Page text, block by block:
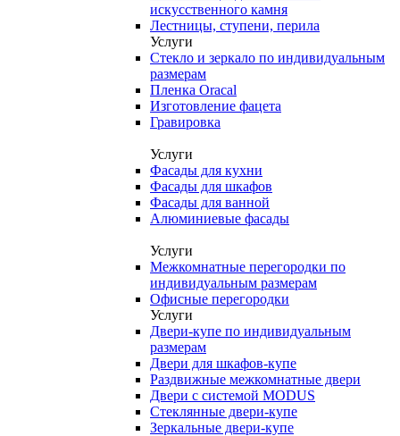
искусственного камня
Лестницы, ступени, перила
Услуги
Стекло и зеркало по индивидуальным
размерам
Пленка Oracal
Изготовление фацета
Гравировка
Услуги
Фасады для кухни
Фасады для шкафов
Фасады для ванной
Алюминиевые фасады
Услуги
Межкомнатные перегородки по
индивидуальным размерам
Офисные перегородки
Услуги
Двери-купе по индивидуальным
размерам
Двери для шкафов-купе
Раздвижные межкомнатные двери
Двери с системой MODUS
Стеклянные двери-купе
Зеркальные двери-купе